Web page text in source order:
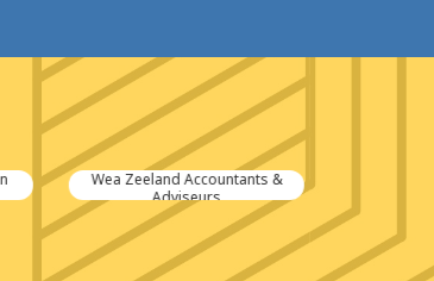
Wea Zeeland Accountants &
Adviseurs